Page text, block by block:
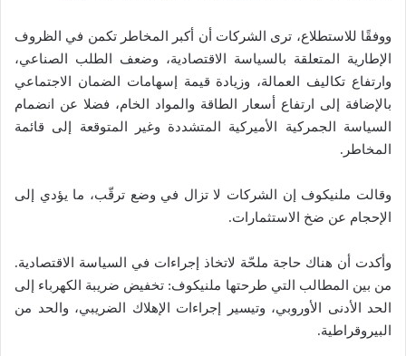
ووفقًا للاستطلاع، ترى الشركات أن أكبر المخاطر تكمن في الظروف
الإطارية المتعلقة بالسياسة الاقتصادية، وضعف الطلب الصناعي،
وارتفاع تكاليف العمالة، وزيادة قيمة إسهامات الضمان الاجتماعي
بالإضافة إلى ارتفاع أسعار الطاقة والمواد الخام، فضلا عن انضمام
السياسة الجمركية الأميركية المتشددة وغير المتوقعة إلى قائمة
المخاطر.
وقالت ملنيكوف إن الشركات لا تزال في وضع ترقّب، ما يؤدي إلى
الإحجام عن ضخ الاستثمارات.
وأكدت أن هناك حاجة ملحّة لاتخاذ إجراءات في السياسة الاقتصادية.
من بين المطالب التي طرحتها ملنيكوف: تخفيض ضريبة الكهرباء إلى
الحد الأدنى الأوروبي، وتيسير إجراءات الإهلاك الضريبي، والحد من
البيروقراطية.